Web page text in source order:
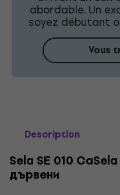
abordable. Un
soyez débutant
Vous
Description
Sela SE 010
дървени